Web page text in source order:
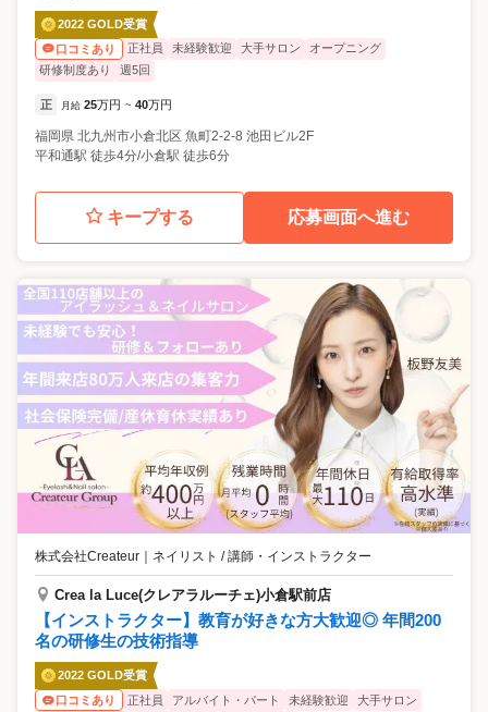
2022 GOLD受賞
口コミあり
正社員 未経験歓迎 大手サロン
オープニング
研修制度あり
週5回
正 月給 25万円 ~ 40万円
福岡県 北九州市小倉北区 魚町2-2-8 池田ビル2F
平和通駅 徒歩4分/小倉駅 徒歩6分
キープする 応募画面へ進む
株式会社Createur ネイリスト / 講師・インストラクター
Crea la Luce(クレアラルーチェ)小倉駅前店
【インストラクター】教育が好きな方大歓迎◎ 年間200
名の研修生の技術指導
2022 GOLD受賞
口コミあり
正社員 アルバイト・パート 未経験歓迎 大手サロン